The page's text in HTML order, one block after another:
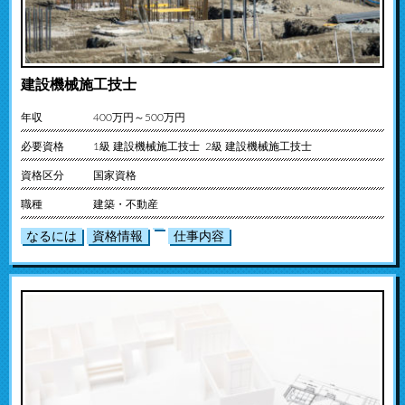
建設機械施工技士
年収 400万円～500万円
必要資格 1級 建設機械施工技士 2級 建設機械施工技士
資格区分 国家資格
職種 建築・不動産
なるには 資格情報 仕事内容